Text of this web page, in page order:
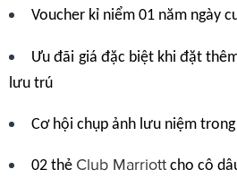
Voucher kỉ niểm 01 năm ngày
Ưu đãi giá đặc biệt khi đặt
lưu trú
Cơ hội chụp ảnh lưu niệm
02 thẻ Club Marriott cho cô